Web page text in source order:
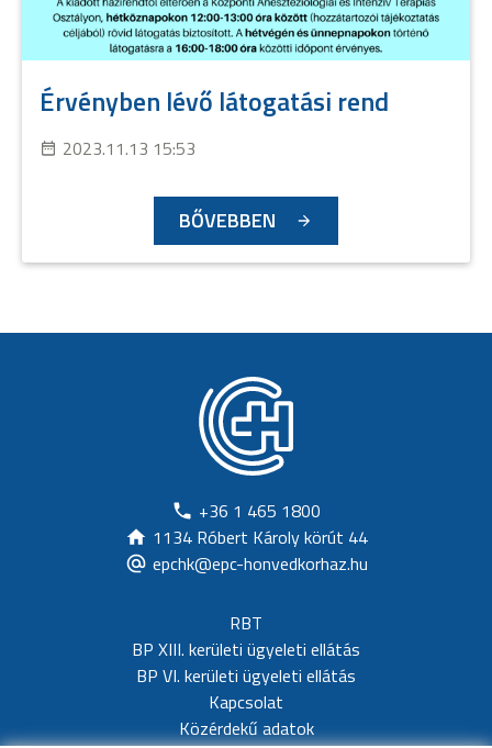
Érvényben lévő látogatási rend
2023.11.13 15:53
BŐVEBBEN
+36 1 465 1800
1134 Róbert Károly körút 44
epchk@epc-honvedkorhaz.hu
RBT
BP XIII. kerületi ügyeleti ellátás
BP VI. kerületi ügyeleti ellátás
Kapcsolat
Közérdekű adatok